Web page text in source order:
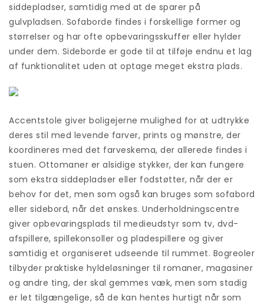
siddepladser, samtidig med at de sparer på
gulvpladsen. Sofaborde findes i forskellige former og
størrelser og har ofte opbevaringsskuffer eller hylder
under dem. Sideborde er gode til at tilføje endnu et lag
af funktionalitet uden at optage meget ekstra plads.
Accentstole giver boligejerne mulighed for at udtrykke
deres stil med levende farver, prints og mønstre, der
koordineres med det farveskema, der allerede findes i
stuen. Ottomaner er alsidige stykker, der kan fungere
som ekstra siddepladser eller fodstøtter, når der er
behov for det, men som også kan bruges som sofabord
eller sidebord, når det ønskes. Underholdningscentre
giver opbevaringsplads til medieudstyr som tv, dvd-
afspillere, spillekonsoller og pladespillere og giver
samtidig et organiseret udseende til rummet. Bogreoler
tilbyder praktiske hyldeløsninger til romaner, magasiner
og andre ting, der skal gemmes væk, men som stadig
er let tilgængelige, så de kan hentes hurtigt når som